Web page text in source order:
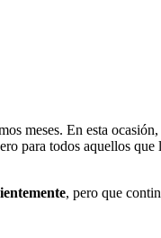
meses. En esta ocasión,
para todos aquellos
, pero que